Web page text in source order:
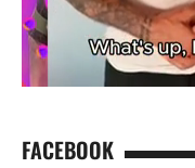
FACEBOOK